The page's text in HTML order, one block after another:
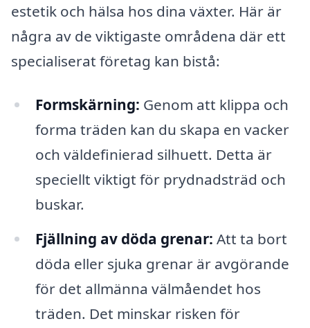
estetik och hälsa hos dina växter. Här är
några av de viktigaste områdena där ett
specialiserat företag kan bistå:
Formskärning: Genom att klippa och
forma träden kan du skapa en vacker
och väldefinierad silhuett. Detta är
speciellt viktigt för prydnadsträd och
buskar.
Fjällning av döda grenar: Att ta bort
döda eller sjuka grenar är avgörande
för det allmänna välmåendet hos
träden. Det minskar risken för